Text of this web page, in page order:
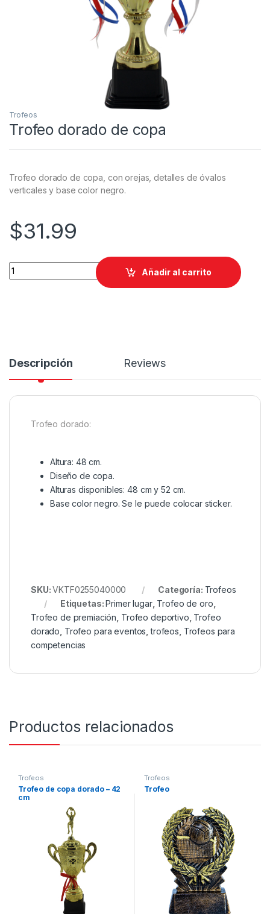
Trofeos
Trofeo dorado de copa
Trofeo dorado de copa, con orejas, detalles de óvalos
verticales y base color negro.
$31.99
Trofeo dorado de copa quantity
Añadir al carrito
Descripción Reviews
Trofeo dorado:
Altura: 48 cm.
Diseño de copa.
Alturas disponibles: 48 cm y 52 cm.
Base color negro. Se le puede colocar sticker.
SKU:VKTF0255040000 Categoría: Trofeos
Etiquetas:Primer lugar, Trofeo de oro
Trofeo de premiación Trofeo deportivo Trofeo
dorado Trofeo para eventos ,trofeos Trofeos para
competencias
Productos relacionados
Trofeos
Trofeo de copa dorado – 42
cm
Trofeos
Trofeo